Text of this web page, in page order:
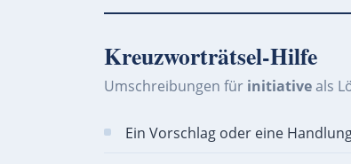
Kreuzworträtsel-Hilfe
Umschreibungen für initiativeals
Ein Vorschlag oder eine